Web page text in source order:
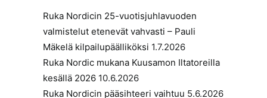
Ruka Nordicin 25-vuotisjuhlavuoden
valmistelut etenevät vahvasti – Pauli
Mäkelä kilpailupäälliköksi 1.7.2026
Ruka Nordic mukana Kuusamon Iltatoreilla
kesällä 2026 10.6.2026
Ruka Nordicin pääsihteeri vaihtuu 5.6.2026